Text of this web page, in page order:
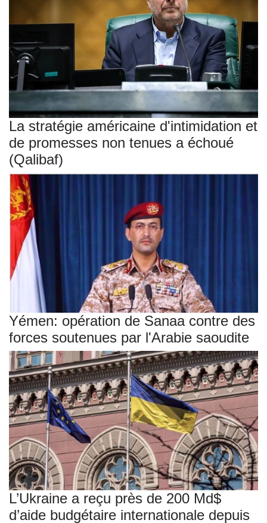
La stratégie américaine d'intimidation et
de promesses non tenues a échoué
(Qalibaf)
Yémen: opération de Sanaa contre des
forces soutenues par l'Arabie saoudite
L’Ukraine a reçu près de 200 Md$
d’aide budgétaire internationale depuis